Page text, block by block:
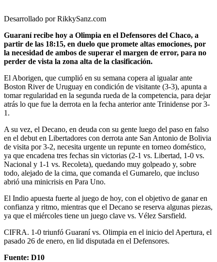
Desarrollado por RikkySanz.com
Guaraní recibe hoy a Olimpia en el Defensores del Chaco, a
partir de las 18:15, en duelo que promete altas emociones, por
la necesidad de ambos de superar el margen de error, para no
perder de vista la zona alta de la clasificación.
El Aborigen, que cumplió en su semana copera al igualar ante
Boston River de Uruguay en condición de visitante (3-3), apunta a
tomar regularidad en la segunda rueda de la competencia, para dejar
atrás lo que fue la derrota en la fecha anterior ante Trinidense por 3-
1.
A su vez, el Decano, en deuda con su gente luego del paso en falso
en el debut en Libertadores con derrota ante San Antonio de Bolivia
de visita por 3-2, necesita urgente un repunte en torneo doméstico,
ya que encadena tres fechas sin victorias (2-1 vs. Libertad, 1-0 vs.
Nacional y 1-1 vs. Recoleta), quedando muy golpeado y, sobre
todo, alejado de la cima, que comanda el Gumarelo, que incluso
abrió una minicrisis en Para Uno.
El Indio apuesta fuerte al juego de hoy, con el objetivo de ganar en
confianza y ritmo, mientras que el Decano se reserva algunas piezas,
ya que el miércoles tiene un juego clave vs. Vélez Sarsfield.
CIFRA. 1-0 triunfó Guaraní vs. Olimpia en el inicio del Apertura, el
pasado 26 de enero, en lid disputada en el Defensores.
Fuente: D10